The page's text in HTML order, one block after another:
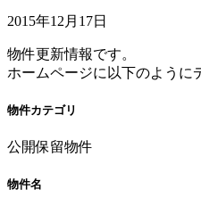
2015年12月17日
物件更新情報です。
ホームページに以下のように
物件カテゴリ
公開保留物件
物件名